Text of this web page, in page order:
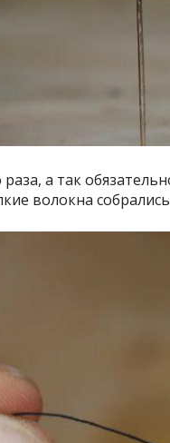
а так
волокна